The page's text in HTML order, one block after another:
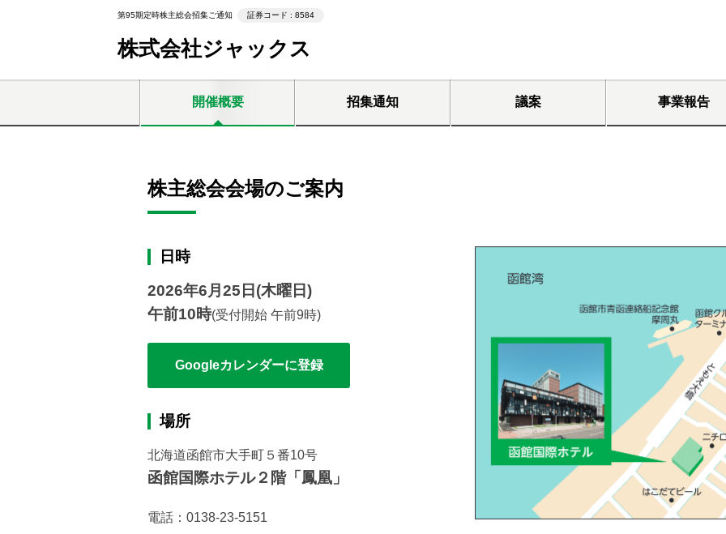
第95期定時株主総会招集ご通知 証券コード : 8584
株式会社ジャックス
開催概要 招集通知 議案 事業報告
株主総会会場のご案内
日時
2026年6月25日(木曜日)
午前10時(受付開始 午前9時)
Googleカレンダーに登録
場所
北海道函館市大手町５番10号
函館国際ホテル２階「鳳凰」
電話： 0138-23-5151